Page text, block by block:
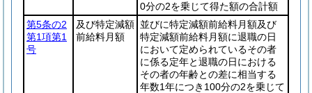
0分の2を乗じて得た額の合計額
第5条の2
第1項第1
号
及び特定減額
前給料月額
並びに特定減額前給料月額及び
特定減額前給料月額に退職の日
において定められているその者
に係る定年と退職の日における
その者の年齢との差に相当する
年数1年につき100分の2を乗じて